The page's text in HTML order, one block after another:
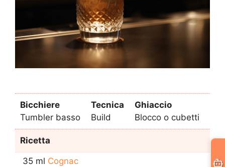
Bicchiere
Tumbler basso
Tecnica
Build
Ghiaccio
Blocco o cubetti
Ricetta
35 ml Cognac